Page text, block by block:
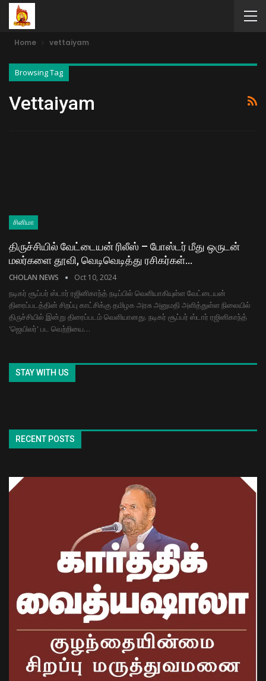
Home vettaiyam
Browsing Tag
Vettaiyam
சினிமா
திருச்சியில் வேட்டையன் ரிலீஸ் – போஸ்டர் மீது ஒருடன்
மலர்களை தூவி, வெடிவெடித்து ரசிகர்கள்…
CHOLAN NEWS Oct 10, 2024
நடிகர் சூப்பர் ஸ்டார் ரஜினிகாந்த் நடிப்பில் வெளியாகியுள்ள வேட்டையன்
திரைப்படத்தின் சிறப்பு காட்சிக்கு தமிழக அரசு அனுமதி அளித்துள்ள நிலையில்
திருச்சியில் இன்று திரைப்படம் வெளியானது. நடிகர் சூப்பர் ஸ்டார் ரஜினிகாந்த்
'ஜெயிலர்' பட வெற்றியை…
STAY WITH US
RECENT POSTS